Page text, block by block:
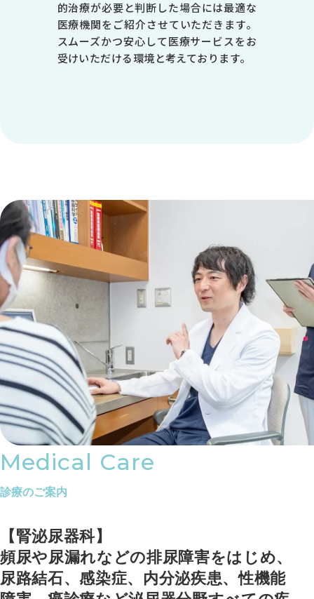
-
●
-
的治療が必要と判断した場合には最適な
医療機関をご紹介させていただきます。
スムーズかつ安心して医療サービスをお
受けいただける環境と考えております。
Medical Care
診療のご案内
【腎泌尿器科】
頻尿や尿漏れなどの排尿障害をはじめ、
尿路結石、感染症、内分泌疾患、性機能